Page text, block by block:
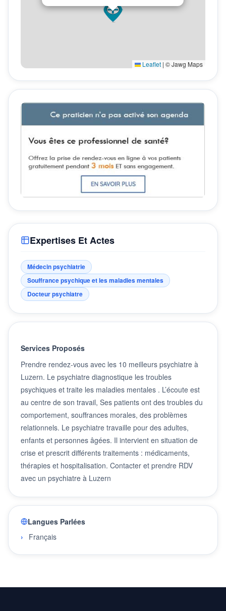
Expertises Et Actes
Médecin psychiatrie
Souffrance psychique et les maladies mentales
Docteur psychiatre
Services Proposés
Prendre rendez-vous avec les 10 meilleurs psychiatre à
Luzern. Le psychiatre diagnostique les troubles
psychiques et traite les maladies mentales . L’écoute est
au centre de son travail, Ses patients ont des troubles du
comportement, souffrances morales, des problèmes
relationnels. Le psychiatre travaille pour des adultes,
enfants et personnes âgées. Il intervient en situation de
crise et prescrit différents traitements : médicaments,
thérapies et hospitalisation. Contacter et prendre RDV
avec un psychiatre à Luzern
Langues Parlées
Français
Leaflet | © Jawg Maps